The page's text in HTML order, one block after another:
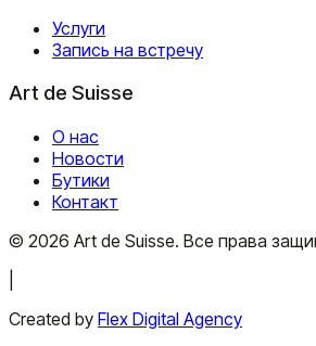
Услуги
Запись на встречу
Art de Suisse
О нас
Новости
Бутики
Контакт
© 2026 Art de Suisse. Все права
Created by Flex Digital Agency